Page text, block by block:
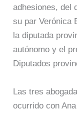
adhesiones, del
su par Verónica
la diputada
autónomo y el
Diputados
Las tres
ocurrido con